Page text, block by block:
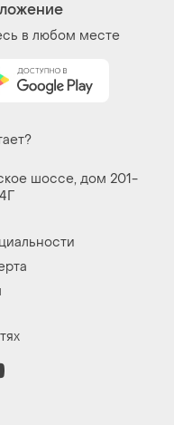
в любом месте
шоссе, дом 201-